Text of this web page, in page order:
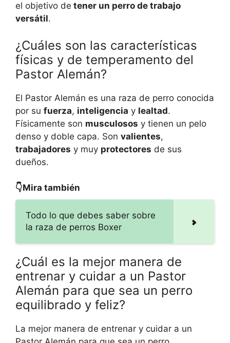
el objetivo de tener un perro de trabajo
versátil.
¿Cuáles son las características
físicas y de temperamento del
Pastor Alemán?
El Pastor Alemán es una raza de perro conocida
por su fuerza, inteligencia y lealtad.
Físicamente son musculosos y tienen un pelo
denso y doble capa. Son valientes,
trabajadores y muy protectores de sus
dueños.
👇Mira también
Todo lo que debes saber sobre
la raza de perros Boxer
¿Cuál es la mejor manera de
entrenar y cuidar a un Pastor
Alemán para que sea un perro
equilibrado y feliz?
La mejor manera de entrenar y cuidar a un